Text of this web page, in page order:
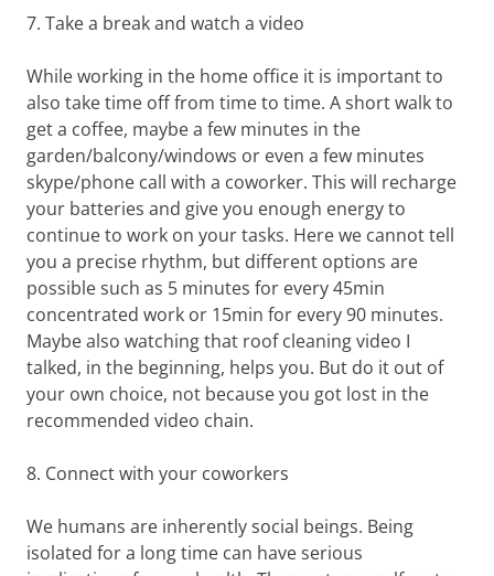
7. Take a break and watch a video
While working in the home office it is important to
also take time off from time to time. A short walk to
get a coffee, maybe a few minutes in the
garden/balcony/windows or even a few minutes
skype/phone call with a coworker. This will recharge
your batteries and give you enough energy to
continue to work on your tasks. Here we cannot tell
you a precise rhythm, but different options are
possible such as 5 minutes for every 45min
concentrated work or 15min for every 90 minutes.
Maybe also watching that roof cleaning video I
talked, in the beginning, helps you. But do it out of
your own choice, not because you got lost in the
recommended video chain.
8. Connect with your coworkers
We humans are inherently social beings. Being
isolated for a long time can have serious